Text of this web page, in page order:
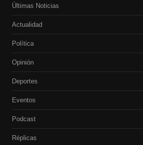
Últimas Noticias
Actualidad
Política
Opinión
Deportes
Eventos
Podcast
Réplicas